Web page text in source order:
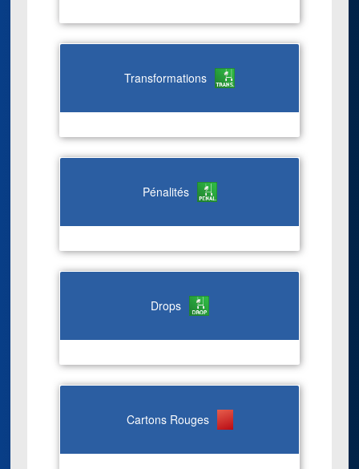
Transformations
Pénalités
Drops
Cartons Rouges